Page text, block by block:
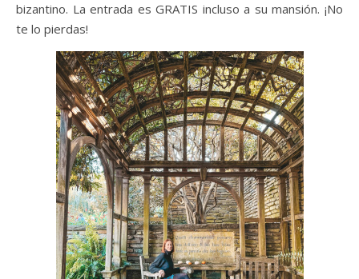
bizantino. La entrada es GRATIS incluso a su mansión. ¡No
te lo pierdas!